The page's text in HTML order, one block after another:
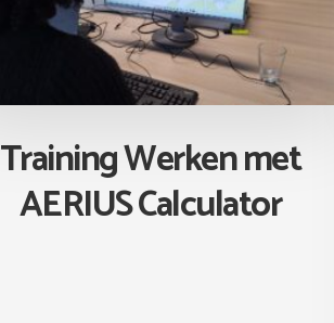
Training Werken met
AERIUS Calculator